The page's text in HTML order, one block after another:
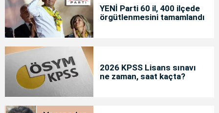
YENİ Parti 60 il, 400 ilçede
örgütlenmesini tamamlandı
2026 KPSS Lisans sınavı
ne zaman, saat kaçta?